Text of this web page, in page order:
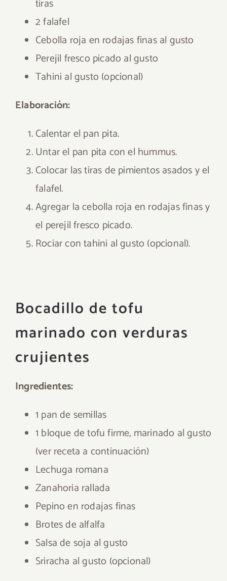
tiras
2 falafel
Cebolla roja en rodajas finas al gusto
Perejil fresco picado al gusto
Tahini al gusto (opcional)
Elaboración:
Calentar el pan pita.
Untar el pan pita con el hummus.
Colocar las tiras de pimientos asados y el
falafel.
Agregar la cebolla roja en rodajas finas y
el perejil fresco picado.
Rociar con tahini al gusto (opcional).
Bocadillo de tofu
marinado con verduras
crujientes
Ingredientes:
1 pan de semillas
1 bloque de tofu firme, marinado al gusto
(ver receta a continuación)
Lechuga romana
Zanahoria rallada
Pepino en rodajas finas
Brotes de alfalfa
Salsa de soja al gusto
Sriracha al gusto (opcional)